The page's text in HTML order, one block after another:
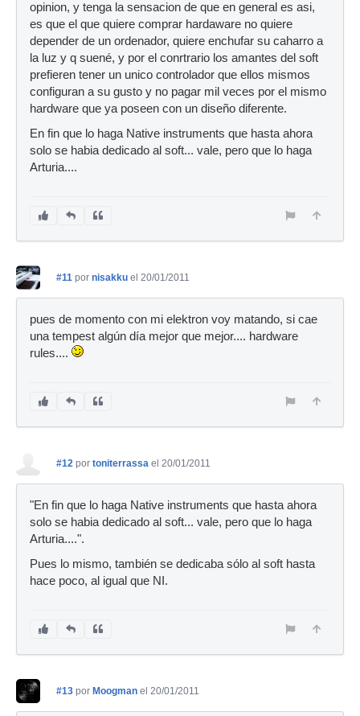
opinion, y tenga la sensacion de que en general es asi,
es que el que quiere comprar hardaware no quiere
depender de un ordenador, quiere enchufar su caharro a
la luz y q suené, y por el conrtrario los amantes del soft
prefieren tener un unico controlador que ellos mismos
configuran a su gusto y no pagar mil veces por el mismo
hardware que ya poseen con un diseño diferente.
En fin que lo haga Native instruments que hasta ahora
solo se habia dedicado al soft... vale, pero que lo haga
Arturia....
#11 por nisakku el 20/01/2011
pues de momento con mi elektron voy matando, si cae
una tempest algún día mejor que mejor.... hardware
rules....
#12 por toniterrassa el 20/01/2011
"En fin que lo haga Native instruments que hasta ahora
solo se habia dedicado al soft... vale, pero que lo haga
Arturia....".
Pues lo mismo, también se dedicaba sólo al soft hasta
hace poco, al igual que NI.
#13 por Moogman el 20/01/2011